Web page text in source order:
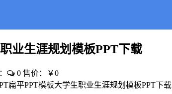
业生涯规划模板PPT下载
0 售价：￥0
扁平PPT模板大学生职业生涯规划模板PPT下载